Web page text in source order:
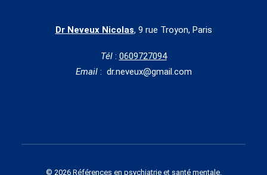
Dr Neveux Nicolas, 9 rue Troyon, Paris
Tél : 0609727094
Email: dr.neveux@gmail.com
© 2026 Références en psychiatrie et santé mentale.